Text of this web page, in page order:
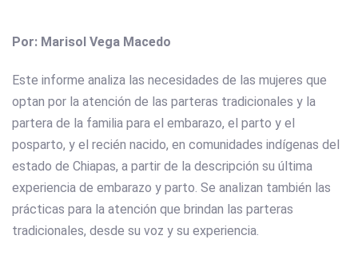
Por: Marisol Vega Macedo
Este informe analiza las necesidades de las mujeres que
optan por la atención de las parteras tradicionales y la
partera de la familia para el embarazo, el parto y el
posparto, y el recién nacido, en comunidades indígenas del
estado de Chiapas, a partir de la descripción su última
experiencia de embarazo y parto. Se analizan también las
prácticas para la atención que brindan las parteras
tradicionales, desde su voz y su experiencia.